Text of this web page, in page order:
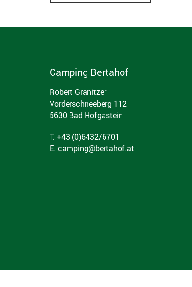
Camping Bertahof
Robert Granitzer
Vorderschneeberg 112
5630 Bad Hofgastein
T. +43 (0)6432/6701
E. camping@bertahof.at